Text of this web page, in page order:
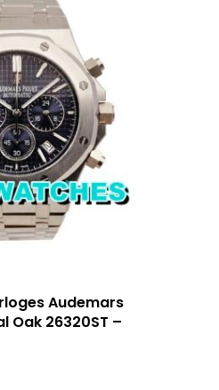
Audemars
Oak 26320ST –